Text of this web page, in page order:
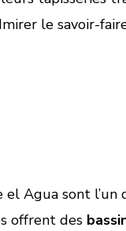
le savoir-
Agua sont
offrent des